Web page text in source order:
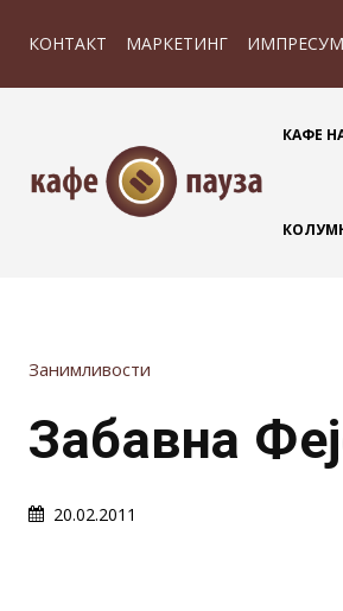
КОНТАКТ МАРКЕТИНГ ИМПРЕСУМ
КАФЕ
Занимливости
Забавна
20.02.2011